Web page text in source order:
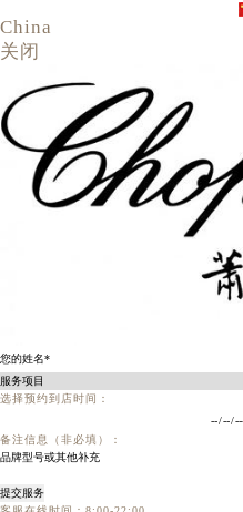
China
关闭
选择预约到店时间：
备注信息（非必填）：
提交服务